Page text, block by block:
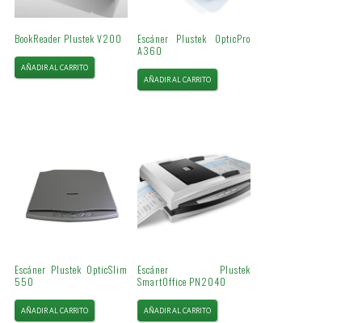
BookReader Plustek V200
AÑADIR AL CARRITO
Escáner Plustek OpticPro
A360
AÑADIR AL CARRITO
Escáner Plustek OpticSlim
550
AÑADIR AL CARRITO
Escáner Plustek
SmartOffice PN2040
AÑADIR AL CARRITO